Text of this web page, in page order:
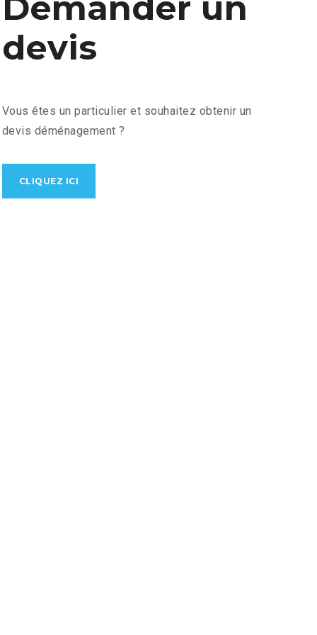
devis
Vous êtes un particulier et souhaitez obtenir un
devis déménagement ?
CLIQUEZ ICI